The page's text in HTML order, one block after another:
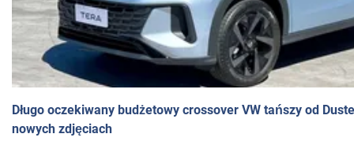
Długo oczekiwany budżetowy crossover VW tańszy od
nowych zdjęciach